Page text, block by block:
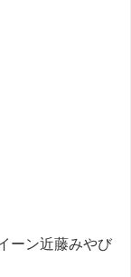
ーン近藤みやび